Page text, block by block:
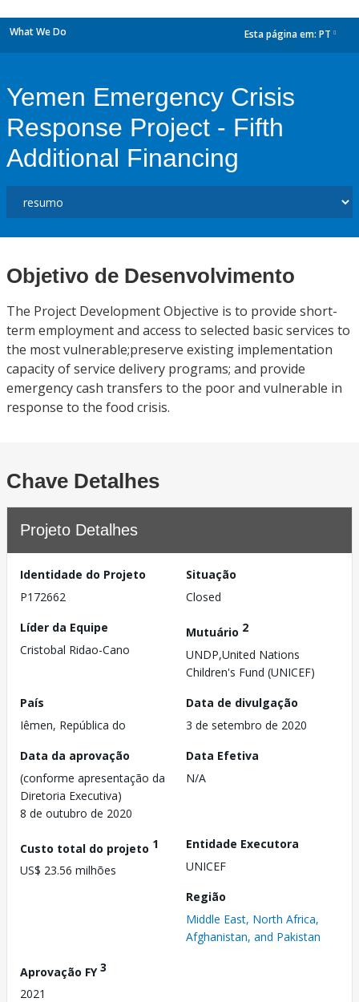
What We Do Esta página em: PT
Yemen Emergency Crisis
Response Project - Fifth
Additional Financing
Objetivo de Desenvolvimento
The Project Development Objective is to provide short-
term employment and access to selected basic services to
the most vulnerable;preserve existing implementation
capacity of service delivery programs; and provide
emergency cash transfers to the poor and vulnerable in
response to the food crisis.
Chave Detalhes
Projeto Detalhes
Identidade do Projeto
P172662
Situação
Closed
Líder da Equipe
Cristobal Ridao-Cano
Mutuário 2
UNDP,United Nations
Children's Fund (UNICEF)
País
Iêmen, República do
Data de divulgação
3 de setembro de 2020
Data da aprovação
(conforme apresentação da
Diretoria Executiva)
8 de outubro de 2020
Data Efetiva
N/A
Custo total do projeto 1
US$ 23.56 milhões
Entidade Executora
UNICEF
Região
Middle East, North Africa,
Afghanistan, and Pakistan
Aprovação FY3
2021